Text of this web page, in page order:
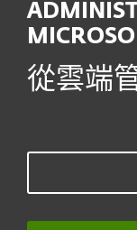
從雲端